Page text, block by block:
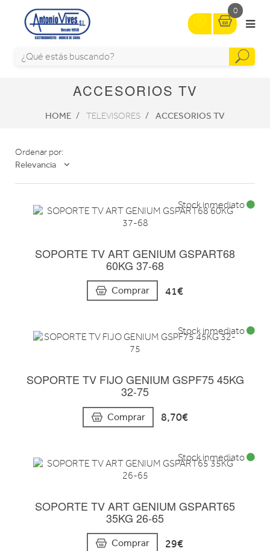
0
ACCESORIOS TV
HOME TELEVISORES ACCESORIOS TV
Ordenar por:
Relevancia
SOPORTE TV ART GENIUM GSPART68
60KG 37-68
Comprar 41€
Stock inmediato
SOPORTE TV FIJO GENIUM GSPF75 45KG
32-75
Comprar 8,70€
Stock inmediato
SOPORTE TV ART GENIUM GSPART65
35KG 26-65
Comprar 29€
Stock inmediato